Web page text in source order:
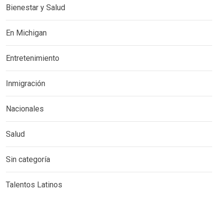
Bienestar y Salud
En Michigan
Entretenimiento
Inmigración
Nacionales
Salud
Sin categoría
Talentos Latinos